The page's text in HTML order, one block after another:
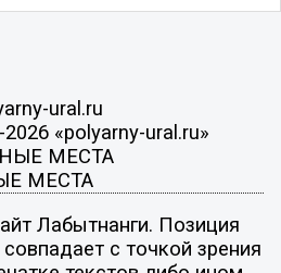
ural.ru
«polyarny-ural.ru»
МЕСТА
МЕСТА
Лабытнанги. Позиция
с точкой зрения